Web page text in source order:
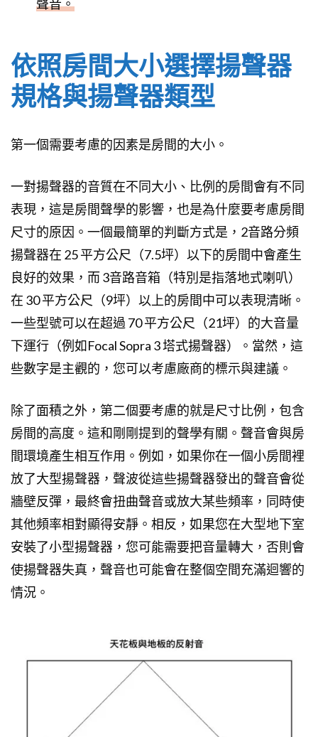
聲音。
依照房間大小選擇揚聲器
規格與揚聲器類型
第一個需要考慮的因素是房間的大小。
一對揚聲器的音質在不同大小、比例的房間會有不同
表現，這是房間聲學的影響，也是為什麼要考慮房間
尺寸的原因。一個最簡單的判斷方式是，2音路分頻
揚聲器在 25 平方公尺（7.5坪）以下的房間中會產生
良好的效果，而 3音路音箱（特別是指落地式喇叭）
在 30 平方公尺（9坪）以上的房間中可以表現清晰。
一些型號可以在超過 70 平方公尺（21坪）的大音量
下運行（例如Focal Sopra 3 塔式揚聲器）。當然，這
些數字是主觀的，您可以考慮廠商的標示與建議。
除了面積之外，第二個要考慮的就是尺寸比例，包含
房間的高度。這和剛剛提到的聲學有關。聲音會與房
間環境產生相互作用。例如，如果你在一個小房間裡
放了大型揚聲器，聲波從這些揚聲器發出的聲音會從
牆壁反彈，最終會扭曲聲音或放大某些頻率，同時使
其他頻率相對顯得安靜。相反，如果您在大型地下室
安裝了小型揚聲器，您可能需要把音量轉大，否則會
使揚聲器失真，聲音也可能會在整個空間充滿迴響的
情況。